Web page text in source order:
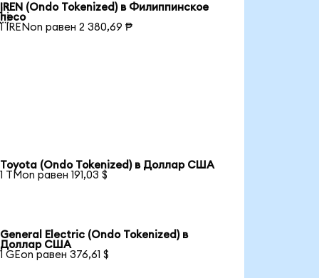
IREN (Ondo Tokenized) в Филиппинское
песо
1 IRENon равен 2 380,69 ₱
Toyota (Ondo Tokenized) в Доллар США
1 TMon равен 191,03 $
General Electric (Ondo Tokenized) в
Доллар США
1 GEon равен 376,61 $